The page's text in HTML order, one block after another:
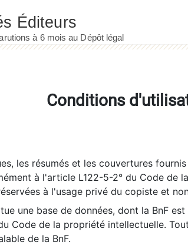
Conditions
les résumés et les couvertures
à l'article L122-5-2° du Code de
à l'usage privé du copiste et
une base de données, dont la BnF
Code de la propriété intellectuelle.
de la BnF.